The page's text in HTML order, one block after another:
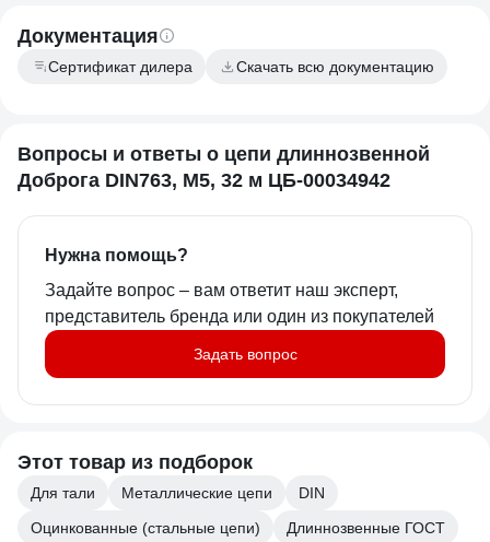
Документация
Сертификат дилера Скачать всю документацию
Вопросы и ответы о цепи длиннозвенной
Доброга DIN763, М5, 32 м ЦБ-00034942
Нужна помощь?
Задайте вопрос – вам ответит наш эксперт,
представитель бренда или один из покупателей
Задать вопрос
Этот товар из подборок
Для тали Металлические цепи
DIN
Оцинкованные (стальные цепи)
Длиннозвенные ГОСТ